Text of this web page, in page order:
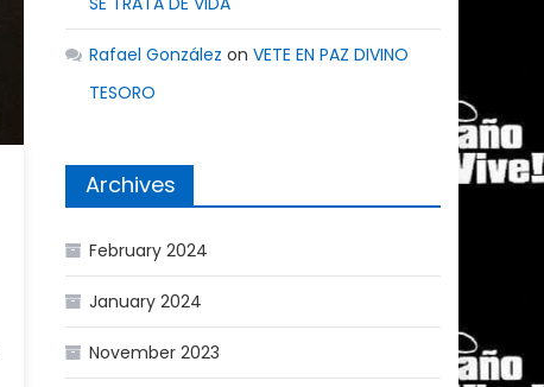
Rafael González onVETE EN PAZ DIVINO
TESORO
Archives
February 2024
January 2024
November 2023